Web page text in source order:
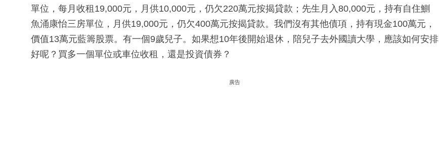
單位，每月收租19,000元，月供10,000元，仍欠220萬元按揭貸款；先生月入80,000元，持有自住鰂
魚涌康怡三房單位，月供19,000元，仍欠400萬元按揭貸款。我們沒有其他債項，持有現金100萬元，
價值13萬元藍籌股票。有一個9歲兒子。如果想10年後開始退休，陪兒子去外國讀大學，應該如何安排
好呢？買多一個單位或車位收租，還是投資債券？
廣告